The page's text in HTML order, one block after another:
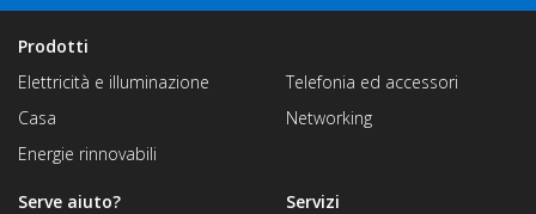
Prodotti
Elettricità e illuminazione
Casa
Energie rinnovabili
Telefonia ed accessori
Networking
Servizi
Serve aiuto?